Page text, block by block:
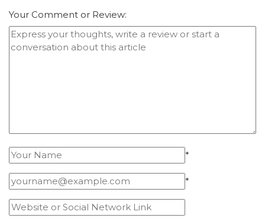
Your Comment or Review:
*
*